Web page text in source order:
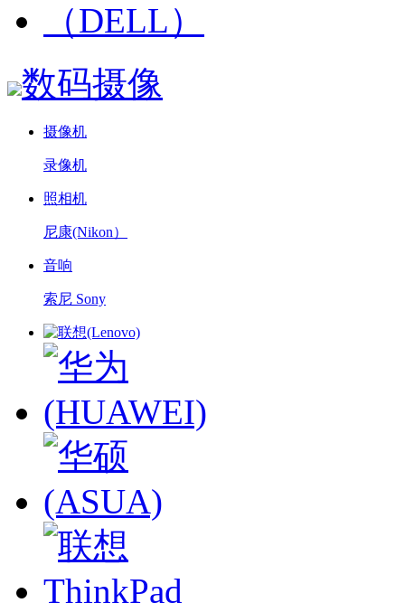
数码摄像
摄像机
录像机
照相机
尼康(Nikon）
音响
索尼 Sony